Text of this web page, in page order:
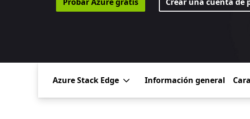
Azure Stack Edge Información general